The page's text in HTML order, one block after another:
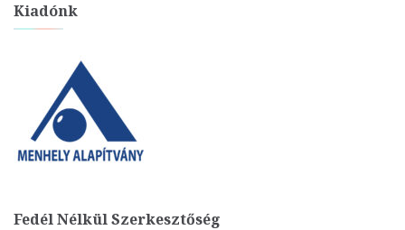
Kiadónk
Fedél Nélkül Szerkesztőség